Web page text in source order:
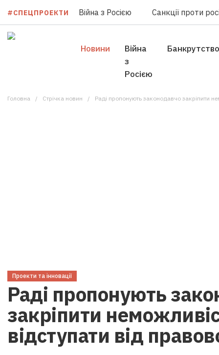
#СПЕЦПРОЕКТИ Війна з Росією Санкції проти
Новини
Війна
з
Росією
Банкрутство
Головна Стрічка новин Раді пропонують законодавчо закріпити
Проекти та інновації
Раді пропонують
закріпити
відступати від